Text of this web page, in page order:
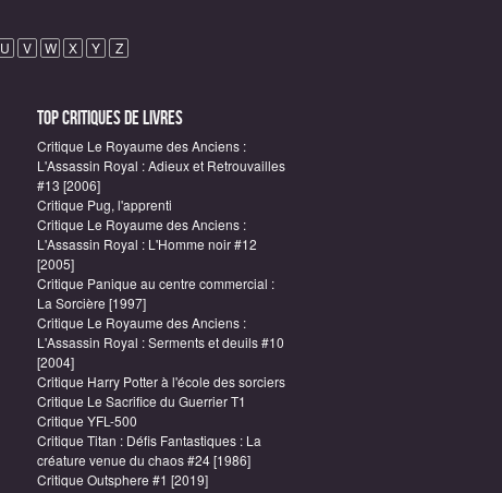
U V W X Y Z
Top critiques de Livres
Critique Le Royaume des Anciens :
L'Assassin Royal : Adieux et Retrouvailles
#13 [2006]
Critique Pug, l'apprenti
Critique Le Royaume des Anciens :
L'Assassin Royal : L'Homme noir #12
[2005]
Critique Panique au centre commercial :
La Sorcière [1997]
Critique Le Royaume des Anciens :
L'Assassin Royal : Serments et deuils #10
[2004]
Critique Harry Potter à l'école des sorciers
Critique Le Sacrifice du Guerrier T1
Critique YFL-500
Critique Titan : Défis Fantastiques : La
créature venue du chaos #24 [1986]
Critique Outsphere #1 [2019]